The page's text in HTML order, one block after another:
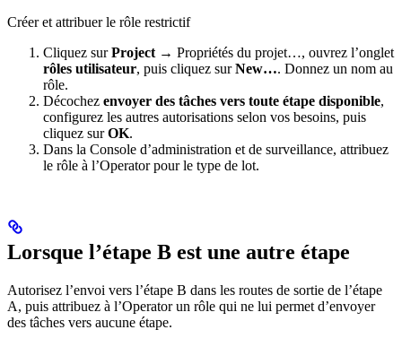
Créer et attribuer le rôle restrictif
Cliquez surProject → Propriétés du projet…, ouvrez l’onglet
rôles utilisateur, puis cliquez surNew…. Donnez un nom au
rôle.
Décochez envoyer des tâches vers toute étape disponible,
configurez les autres autorisations selon vos besoins, puis
cliquez surOK.
Dans la Console d’administration et de surveillance, attribuez
le rôle à l’Operator pour le type de lot.
Lorsque l’étape B est une autre étape
Autorisez l’envoi vers l’étape B dans les routes de sortie de l’étape
A, puis attribuez à l’Operator un rôle qui ne lui permet d’envoyer
des tâches vers aucune étape.